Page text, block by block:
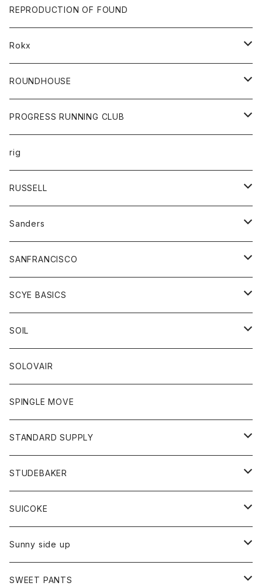
帽子
靴
バック
トップス
カットソー
カーディガン
ニット
ベスト
ボトムス
ショートパンツ
パンツ
レディース
カットソー
コート
ボトム
ワンピース
財布
バック
パンツ
ショートパンツ
REPRODUCTION OF FOUND
Rokx
ボトム
ROUNDHOUSE
エプロン
キッズ
オーバーオール
ボトム
ペインターパンツ
PROGRESS RUNNING CLUB
トップス
Tシャツ
グッズ
帽子
rig
RUSSELL
アウター
コート
パーカー
スカート
Tシャツ
トップス
Tシャツ
トレーナー
ボトム
ショートパンツ
スカート
レディース
スカート
Tシャツ
アクセサリー
バック
Sanders
グッズ
靴
SANFRANCISCO
アウター
カーディガン
コート
グッズ
ネクタイ
グローブ
アクセサリー
トップス
カットソー
カーディガン
ボトム
ショートパンツ
パンツ
レディース
カットソー
カーディガン
SCYE BASICS
ボトム
ジーンズ
チノパン
トップス
ポロシャツ
ベスト
靴
SOIL
靴
ワンピース
トップス
カットソー
ボトム
パンツ
オーバーオール
SOLOVAIR
SPINGLE MOVE
STANDARD SUPPLY
財布
バッグ
STUDEBAKER
アクセサリー
ブレスレット
リング
SUICOKE
ブーツ
サンダル
Sunny side up
アウター
SWEET PANTS